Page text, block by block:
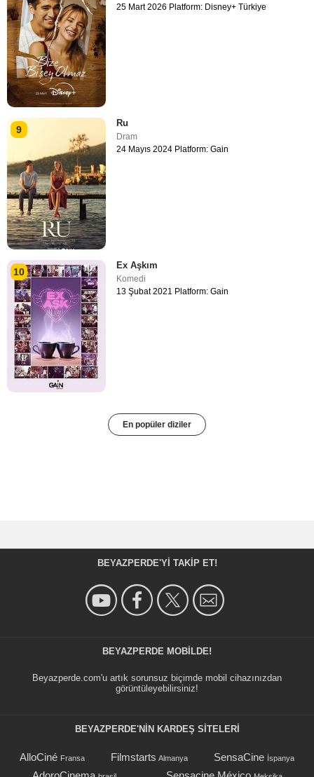
25 Mart 2026 Platform: Disney+ Türkiye
9
Ru
Dram
24 Mayıs 2024 Platform: Gain
10
Ex Aşkım
Komedi
13 Şubat 2021 Platform: Gain
En popüler diziler
BEYAZPERDE'YI TAKIP ET!
BEYAZPERDE MOBILDE!
Beyazperde.com'u artık sorunsuz biçimde mobil cihazınızdan
görüntüleyebilirsiniz!
BEYAZPERDE'NIN KARDEŞ SİTELERİ
AlloCiné Fransa Filmstarts Almanya SensaCine İspanya